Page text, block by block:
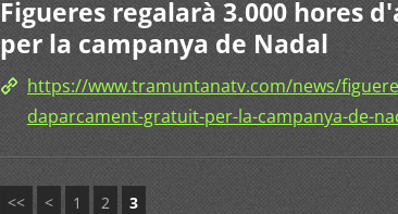
Figueres regalarà 3.000 hores
per la campanya de Nadal
https://www.tramuntanatv.com/news/
daparcament-gratuit-per-la-campanya-de-
<< < 1 2 3